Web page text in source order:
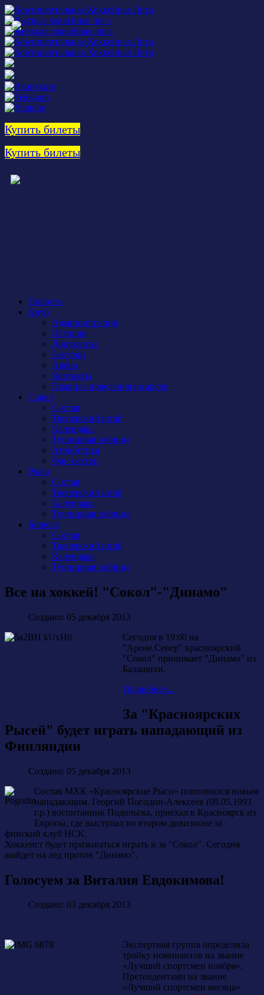
Купить билеты
Купить билеты
Новости
Клуб
Администрация
История
Документы
Закупки
Арена
Контакты
Правила поведения на арене
Сокол
Состав
Тренерский штаб
Календарь
Турнирная таблица
Атрибутика
Фан-сектор
Рыси
Состав
Тренерский штаб
Календарь
Турнирная таблица
Бирюса
Состав
Тренерский штаб
Календарь
Турнирная таблица
Все на хоккей! "Сокол"-"Динамо"
Создано: 05 декабря 2013
Сегодня в 19:00 на
"Арене.Север" красноярский
"Сокол" принимает "Динамо" из
Балашихи.
Подробнее...
За "Красноярских
Рысей" будет играть нападающий из
Финляндии
Создано: 05 декабря 2013
Состав МХК «Красноярские Рыси» пополнился новым
нападающим. Георгий Погодин-Алексеев (09.05.1993
г.р.) воспитанник Подольска, приехал в Красноярск из
Европы, где выступал во втором дивизионе за
финский клуб HCK.
Хоккеист будет призываться играть и за "Сокол". Сегодня
выйдет на лед против "Динамо".
Голосуем за Виталия Евдокимова!
Создано: 03 декабря 2013
Экспертная группа определила
тройку номинантов на звание
«Лучший спортсмен ноября».
Претендентами на звание
«Лучший спортсмен месяца»